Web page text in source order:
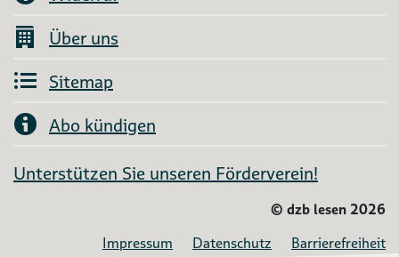
Über uns
Sitemap
Abo kündigen
Unterstützen Sie unseren Förderverein!
© dzb lesen 2026
Impressum
Datenschutz Barrierefreiheit